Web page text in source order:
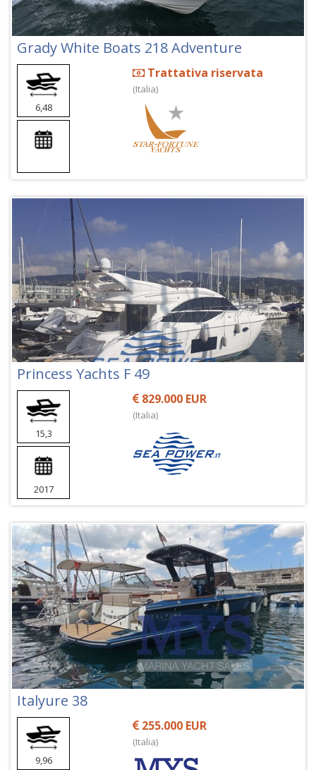
Grady White Boats 218 Adventure
6,48
Trattativa riservata
(Italia)
Princess Yachts F 49
15,3
2017
829.000 EUR
(Italia)
Italyure 38
9,96
255.000 EUR
(Italia)